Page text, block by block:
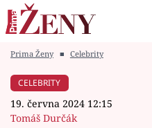
Módní alarm
Prima Ženy ■ Celebrity
CELEBRITY
19. června 2024 12:15
Tomáš Durčák